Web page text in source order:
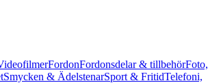
FordonFordonsdelar & tillbehörFoto,
Smycken & ÄdelstenarSport & FritidTelefoni,